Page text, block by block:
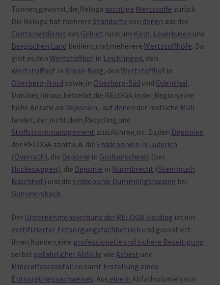
Tonnen gewinnt die Reloga wichtige Wertstoffe zurück.
Die Reloga hat mehrere Standorte von denen aus der
Containerdienst das Gebiet rund um Köln, Leverkusen und
Bergischen Land bedient und meherere Wertstoffhöfe. Da
gibt es den Wertstoffhof in Leichlingen, den
Wertstoffhof in Rhein-Berg, den Wertstoffhof in
Oberberg-Nord sowie in Oberberg-Süd und Odenthal.
Darüber hinaus betreibt die RELOGA in der Region eine
hohe Anzahl an Deponien., auf denen der restliche Müll
landet, der nicht dem Recycling und
Stoffstrommanagement zuzuführen ist. Zu den Deponien
der RELOGA zählt u.A. die Erddeponien in Lüderich
(Overrath), die Deponie in Großenscheidt (bei
Hückeswagen), die Deponie in Nürmbrecht (Steinbruch
Büschhof) und die Erddeponie Dümmlingshausen bei
Gummersbach.
Der Unternehmensverbund der RELOGA Holding ist ein
zertifizierter Entsorgungsfachbetrieb und garantiert
ihren Kunden eine professionelle und sichere Beseitigung
selbst gefährlicher Abfälle wie Asbest und
Mineralfaserabfällen samt Erstellung eines
Entsorgungsnachweises. Aus einem Abfallvolumen von